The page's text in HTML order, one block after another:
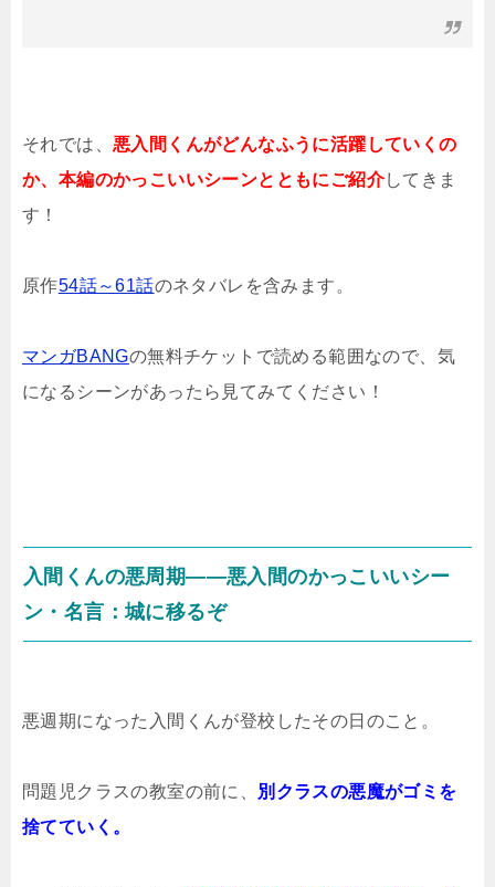
それでは、 悪入間くんがどんなふうに活躍していくの
か、本編のかっこいいシーンとともにご紹介してきま
す！
原作54話～61話のネタバレを含みます。
マンガBANGの無料チケットで読める範囲なので、気
になるシーンがあったら見てみてください！
入間くんの悪周期――悪入間のかっこいいシー
ン・名言：城に移るぞ
悪週期になった入間くんが登校したその日のこと。
問題児クラスの教室の前に、
別クラスの悪魔がゴミを
捨てていく。